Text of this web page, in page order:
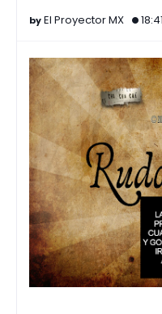
El Proyector MX 18:41